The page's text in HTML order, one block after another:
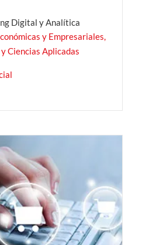
Digital y Analítica
y Empresariales,
Ciencias Aplicadas